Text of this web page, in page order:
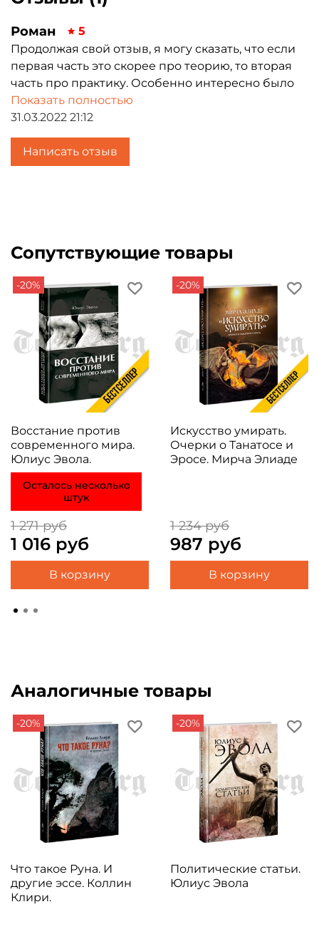
Роман
5
Продолжая свой отзыв, я могу сказать, что если
первая часть это скорее про теорию, то вторая
часть про практику. Особенно интересно было
прочитать про работу и религию. Radio
постарались на славу, и я надеюсь что им очень
приятно то, что мы, русские, и жители России,
изучаем сей труд.
Показать полностью
31.03.2022 21:12
Написать отзыв
Сопутствующие товары
-20%
Восстание против
современного мира.
Юлиус Эвола.
Осталось несколько
штук
1 271 руб
1 016 руб
В корзину
-20%
Искусство умирать.
Очерки о Танатосе и
Эросе. Мирча Элиаде
1 234 руб
987 руб
В корзину
Аналогичные товары
-20%
Что такое Руна. И
другие эссе. Коллин
Клири.
-20%
Политические статьи.
Юлиус Эвола